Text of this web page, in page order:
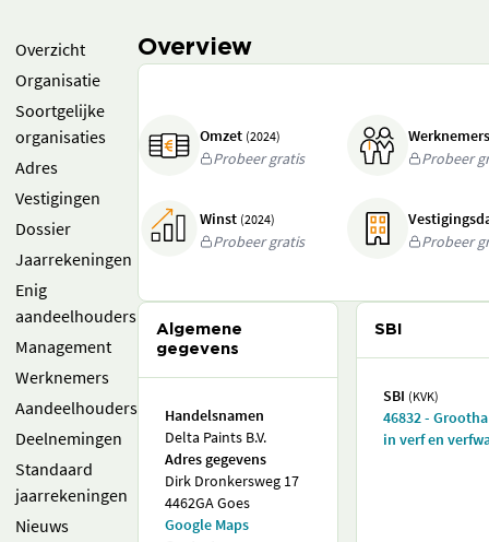
Overzicht
Organisatie
Soortgelijke
organisaties
Adres
Vestigingen
Dossier
Jaarrekeningen
Enig
aandeelhouders
Management
Werknemers
Aandeelhouders
Deelnemingen
Standaard
jaarrekeningen
Nieuws
Overview
Omzet (2024)
Probeer gratis
Probeer
Winst (2024)
Probeer gratis
Probeer
Algemene
gegevens
Handelsnamen
Delta Paints B.V.
Adres gegevens
Dirk Dronkersweg 17
4462GA Goes
Google Maps
SBI
SBI (KVK)
46832 -
in verf en